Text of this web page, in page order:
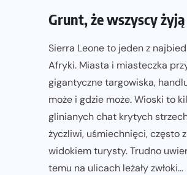
Grunt, że wszyscy żyją
Sierra Leone to jeden z
Afryki. Miasta i miasteczka
gigantyczne targowiska,
może i gdzie może. Wioski to
glinianych chat krytych
życzliwi, uśmiechnięci, często
widokiem turysty. Trudno
temu na ulicach leżały zwłoki…